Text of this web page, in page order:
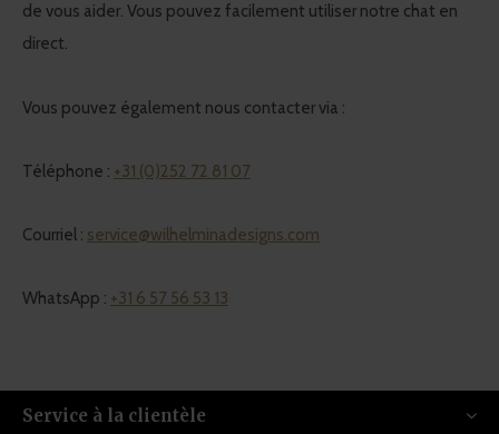
de vous aider. Vous pouvez facilement utiliser notre chat en
direct.
Vous pouvez également nous contacter via :
Téléphone : +31 (0)252 72 81 07
Courriel : service@wilhelminadesigns.com
WhatsApp : +31 6 57 56 53 13
Service à la clientèle